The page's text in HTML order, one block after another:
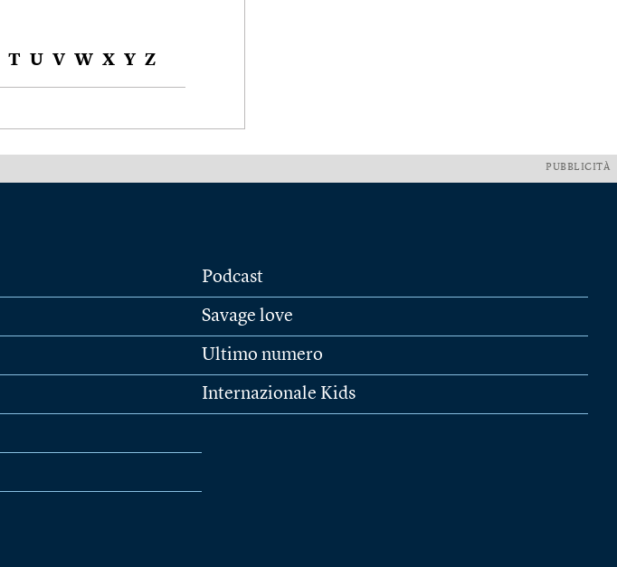
T U V W X Y Z
PUBBLICITÀ
Podcast
Savage love
Ultimo numero
Internazionale Kids